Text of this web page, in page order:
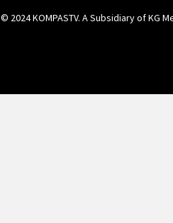
© 2024 KOMPASTV. A Subsidiary ofKG